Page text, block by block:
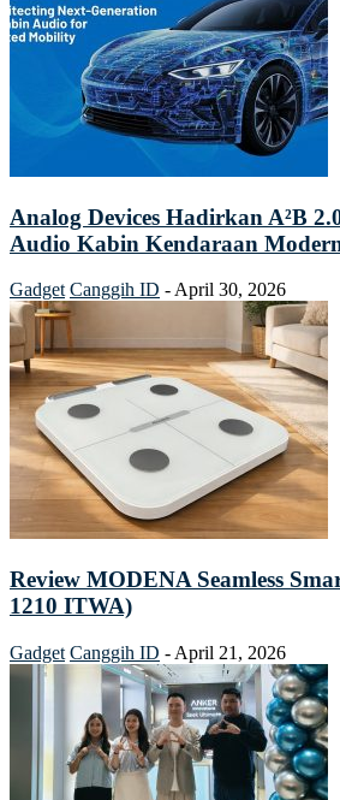
Analog Devices Hadirkan A²B
Audio Kabin Kendaraan
Gadget Canggih ID - April 30, 2026
Review MODENA Seamless
1210 ITWA)
Gadget Canggih ID - April 21, 2026